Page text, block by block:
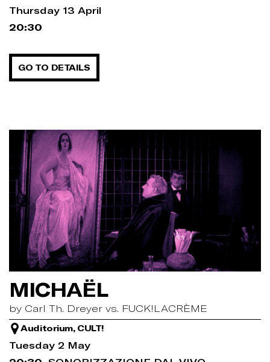
Thursday 13 April
20:30
GO TO DETAILS
MICHAËL
by Carl Th. Dreyer vs. FUCK!LACRÈME
Auditorium, CULT!
Tuesday 2 May